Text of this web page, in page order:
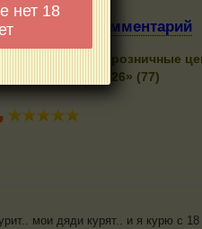
нет 18
Добавить комментарий
«Актуальные розничные
August 2026» (77)
мои дяди курят.. и я курю с